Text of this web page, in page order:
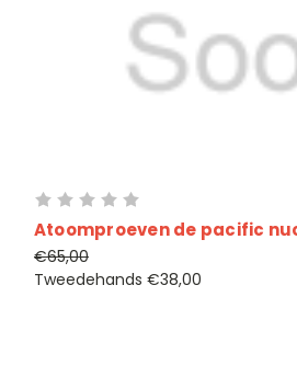
Atoomproeven de pacific
€65,00
Tweedehands €38,00